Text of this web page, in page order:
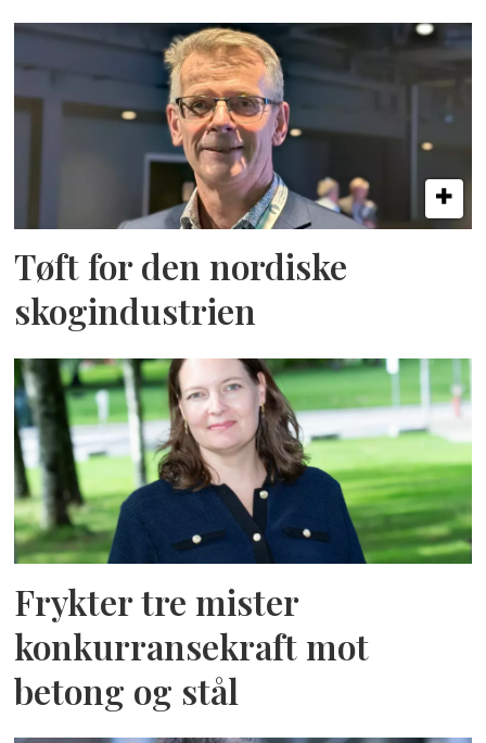
Tøft for den nordiske
skogindustrien
Frykter tre mister
konkurransekraft mot
betong og stål